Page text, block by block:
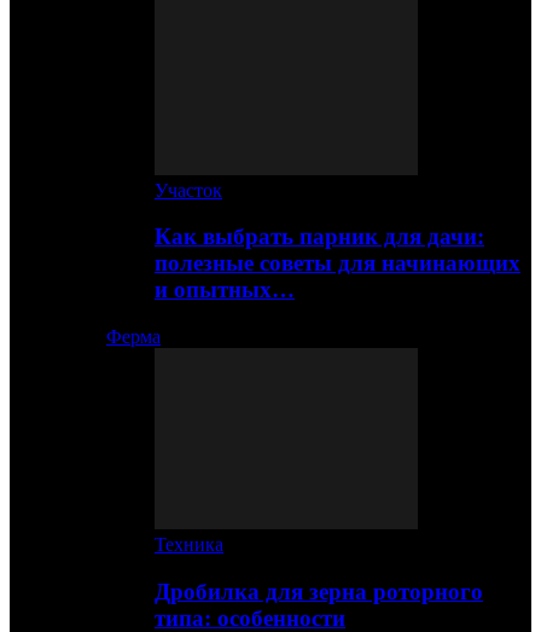
Участок
Как выбрать парник для дачи:
полезные советы для начинающих
и опытных…
Ферма
Техника
Дробилка для зерна роторного
типа: особенности